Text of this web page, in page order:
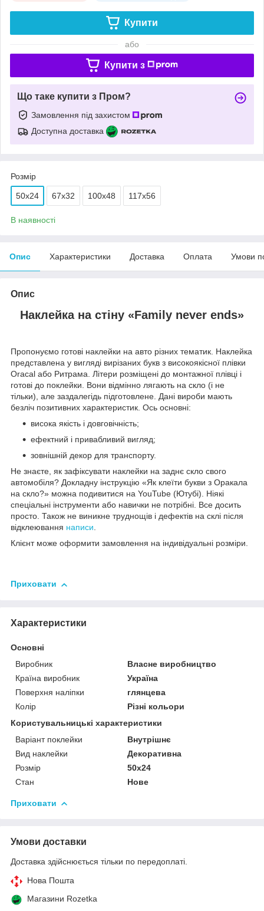
Купити
або
Купити з
Що таке купити з Пром?
Замовлення під захистом
Доступна доставка
Розмір
50х24 67х32 100х48 117х56
В наявності
Опис Характеристики Доставка Оплата Умови
Опис
Наклейка на стіну «Family never ends»
Пропонуємо готові наклейки на авто різних тематик. Наклейка
представлена у вигляді вирізаних букв з високоякісної плівки
Oracal або Ритрама. Літери розміщені до монтажної плівці і
готові до поклейки. Вони відмінно лягають на скло (і не
тільки), але заздалегідь підготовлене. Дані вироби мають
безліч позитивних характеристик. Ось основні:
висока якість і довговічність;
ефектний і привабливий вигляд;
зовнішній декор для транспорту.
Не знаєте, як зафіксувати наклейки на заднє скло свого
автомобіля? Докладну інструкцію «Як клеїти букви з Оракала
на скло?» можна подивитися на YouTube (Ютубі). Ніякі
спеціальні інструменти або навички не потрібні. Все досить
просто. Також не виникне труднощів і дефектів на склі після
відклеювання написи.
Клієнт може оформити замовлення на індивідуальні розміри.
Приховати
Характеристики
Основні
Виробник
Власне виробництво
Країна виробник
Україна
Поверхня наліпки
глянцева
Колір
Різні кольори
Користувальницькі характеристики
Варіант поклейки
Внутрішнє
Вид наклейки
Декоративна
Розмір
50х24
Стан
Нове
Приховати
Умови доставки
Доставка здійснюється тільки по передоплаті.
Нова Пошта
Магазини Rozetka